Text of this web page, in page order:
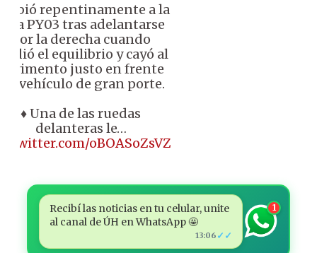
Subió repentinamente a la
PY03 tras adelantarse
por la derecha cuando
el equilibrio y cayó al
justo en frente
vehículo de gran porte.
♦️ Una de las ruedas
delanteras le…
oBOASoZsVZ
Recibí las noticias en tu celular, unite
al canal de ÚH en WhatsApp 🤩
13:06 ✓✓
1